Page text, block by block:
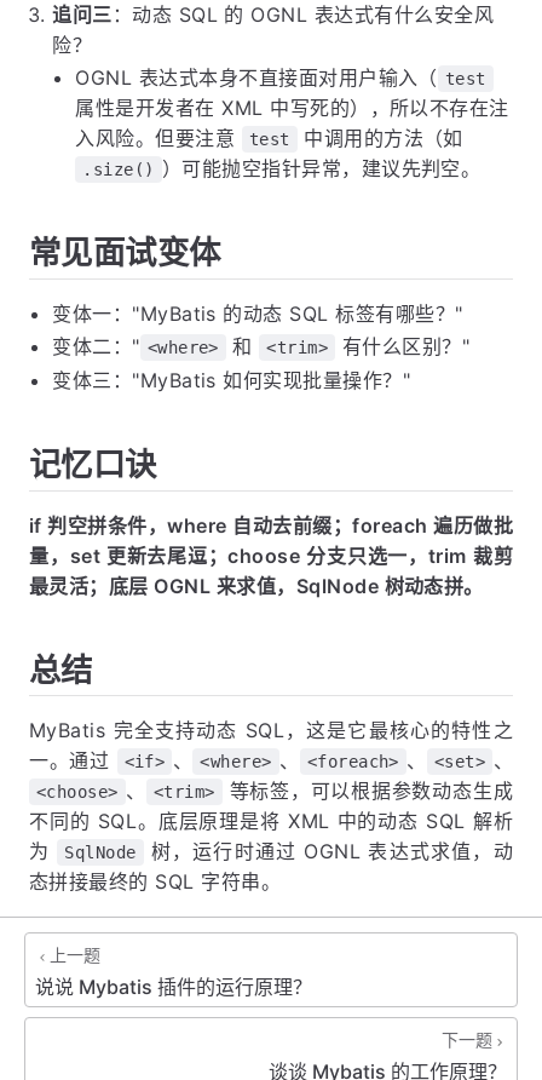
追问三 ：动态 SQL 的 OGNL 表达式有什么安全风
险？
OGNL 表达式本身不直接面对用户输入（ test
属性是开发者在 XML 中写死的），所以不存在注
入风险。但要注意
test 中调用的方法（如
.size() ）可能抛空指针异常，建议先判空。
常见面试变体
变体一："MyBatis 的动态 SQL 标签有哪些？"
变体二：" <where> 和 <trim>
有什么区别？"
变体三："MyBatis 如何实现批量操作？"
记忆口诀
if 判空拼条件，where 自动去前缀；foreach 遍历做批
量，set 更新去尾逗；choose 分支只选一，trim 裁剪
最灵活；底层 OGNL 来求值，SqlNode 树动态拼。
总结
MyBatis 完全支持动态 SQL，这是它最核心的特性之
一。通过
<if> 、 <where> 、 <foreach> 、 <set> 、
<choose> 、 <trim>
等标签，可以根据参数动态生成
不同的 SQL。底层原理是将 XML 中的动态 SQL 解析
为
SqlNode
树，运行时通过 OGNL 表达式求值，动
态拼接最终的 SQL 字符串。
上一题
说说 Mybatis 插件的运行原理？
下一题
谈谈 Mybatis 的工作原理？